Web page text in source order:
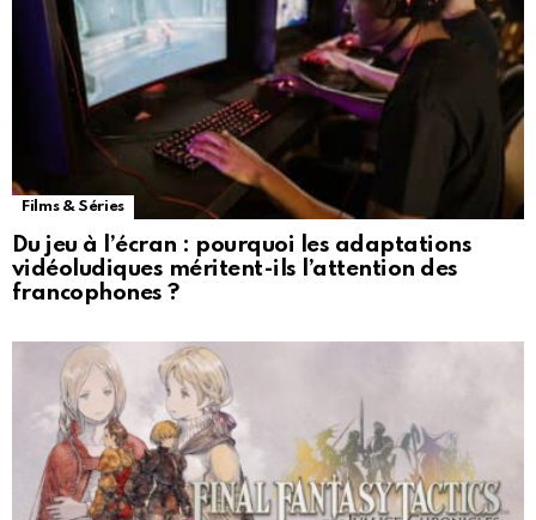
Films & Séries
Du jeu à l’écran : pourquoi les adaptations
vidéoludiques méritent-ils l’attention des
francophones ?